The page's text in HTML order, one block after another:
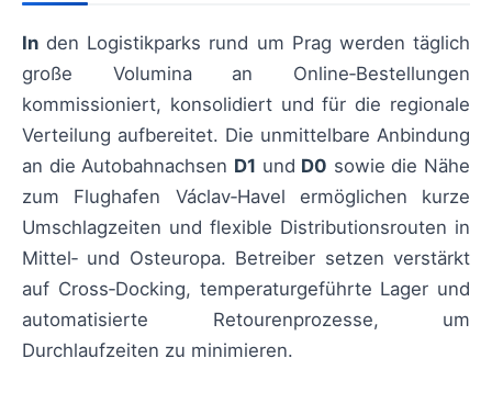
In den Logistikparks rund um Prag werden täglich
große Volumina an Online‑Bestellungen
kommissioniert, konsolidiert und für die regionale
Verteilung aufbereitet. Die unmittelbare Anbindung
an die Autobahnachsen D1 und D0 sowie die Nähe
zum Flughafen Václav‑Havel ermöglichen kurze
Umschlagzeiten und flexible Distributionsrouten in
Mittel‑ und Osteuropa. Betreiber setzen verstärkt
auf Cross‑Docking, temperaturgeführte Lager und
automatisierte Retourenprozesse, um
Durchlaufzeiten zu minimieren.